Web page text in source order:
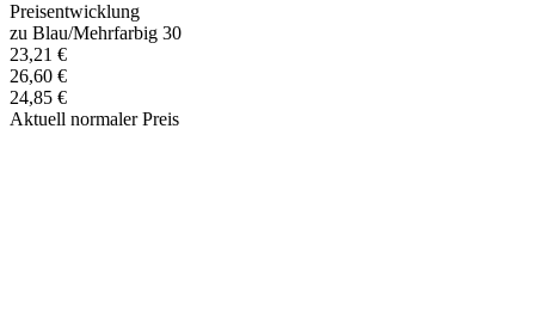
Preisentwicklung
zu Blau/Mehrfarbig 30
23,21 €
26,60 €
24,85 €
Aktuell normaler Preis